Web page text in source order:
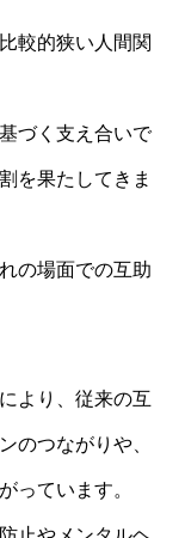
較的狭い人間関
づく支え合いで
を果たしてきま
の場面での互助
より、従来の互
のつながりや、
っています。